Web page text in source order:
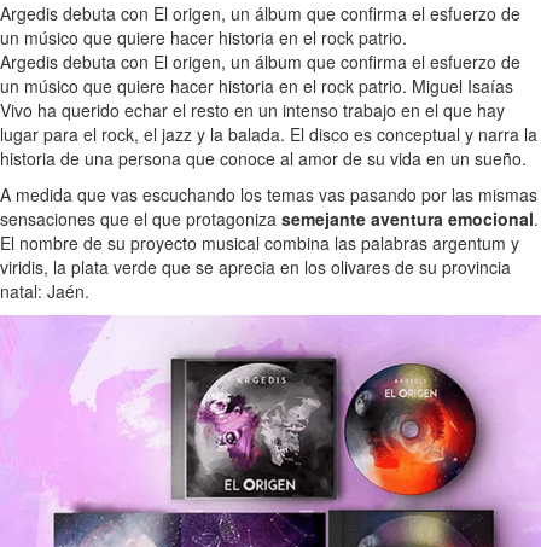
Argedis debuta con El origen, un álbum que confirma el esfuerzo de
un músico que quiere hacer historia en el rock patrio.
Argedis debuta con El origen, un álbum que confirma el esfuerzo de
un músico que quiere hacer historia en el rock patrio. Miguel Isaías
Vivo ha querido echar el resto en un intenso trabajo en el que hay
lugar para el rock, el jazz y la balada. El disco es conceptual y narra la
historia de una persona que conoce al amor de su vida en un sueño.
A medida que vas escuchando los temas vas pasando por las mismas
sensaciones que el que protagoniza semejante aventura emocional.
El nombre de su proyecto musical combina las palabras argentum y
viridis, la plata verde que se aprecia en los olivares de su provincia
natal: Jaén.